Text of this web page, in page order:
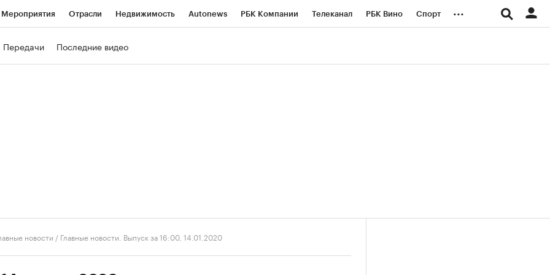
Мероприятия Отрасли Недвижимость Autonews РБК Компании Телеканал РБК Вино Спорт ...
Передачи Последние видео
новости / Главные новости. Выпуск за 16:00, 14.01.2020